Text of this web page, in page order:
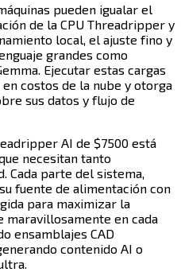
pueden igualar el
de la CPU Threadripper y
local, el ajuste fino y
grandes como
Ejecutar estas cargas
costos de la nube y otorga
sus datos y flujo de
AI de $7500 está
necesitan tanto
Cada parte del sistema,
fuente de alimentación con
para maximizar la
maravillosamente en cada
ensamblajes CAD
contenido AI o